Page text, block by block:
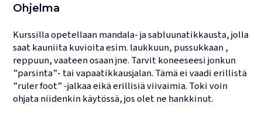
Ohjelma
Kurssilla opetellaan mandala- ja sabluunatikkausta, jolla
saat kauniita kuvioita esim. laukkuun, pussukkaan ,
reppuun, vaateen osaan jne. Tarvit koneeseesi jonkun
”parsinta”- tai vapaatikkausjalan. Tämä ei vaadi erillistä
”ruler foot” -jalkaa eikä erillisiä viivaimia. Toki voin
ohjata niidenkin käytössä, jos olet ne hankkinut.